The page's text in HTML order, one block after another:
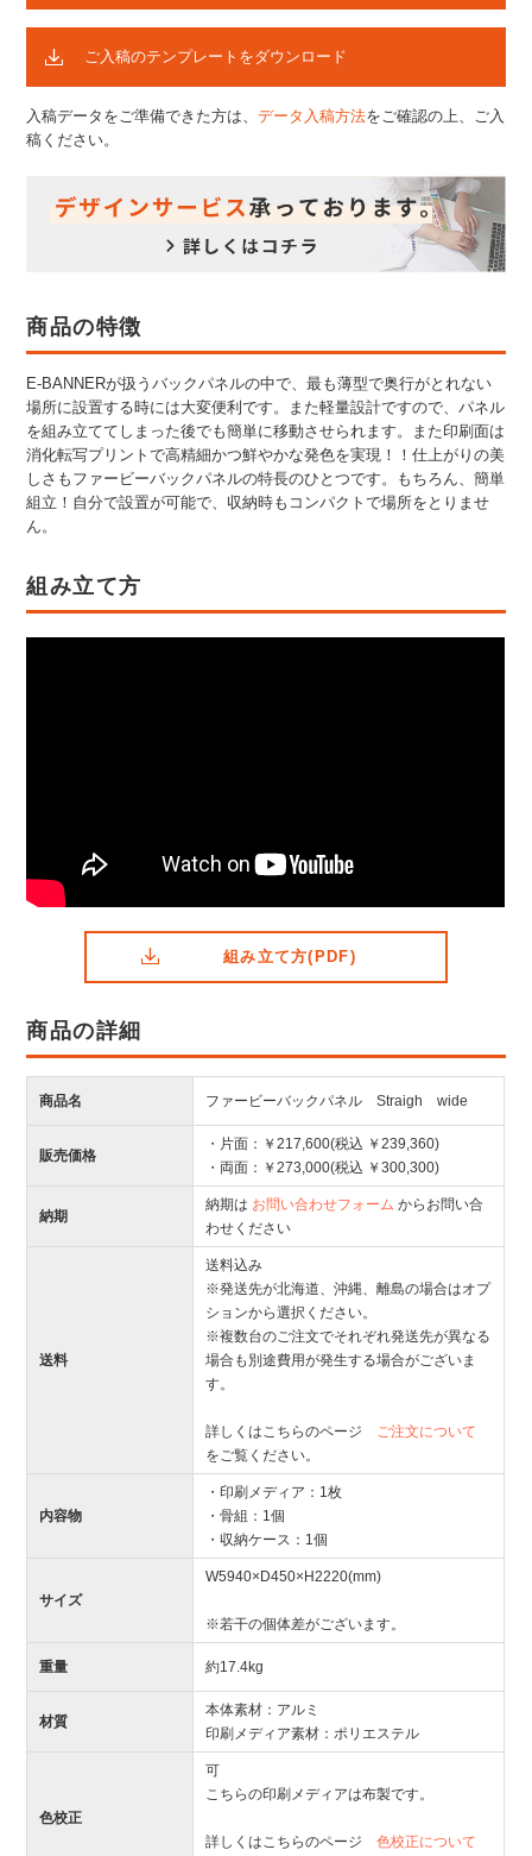
ご入稿のテンプレートをダウンロード
入稿データをご準備できた方は、データ入稿方法をご確認の上、ご入
稿ください。
商品の特徴
E-BANNERが扱うバックパネルの中で、最も薄型で奥行がとれない
場所に設置する時には大変便利です。また軽量設計ですので、パネル
を組み立ててしまった後でも簡単に移動させられます。また印刷面は
消化転写プリントで高精細かつ鮮やかな発色を実現！！仕上がりの美
しさもファービーバックパネルの特長のひとつです。もちろん、簡単
組立！自分で設置が可能で、収納時もコンパクトで場所をとりませ
ん。
組み立て方
組み立て方(PDF)
商品の詳細
商品名 ファービーバックパネル Straigh wide
販売価格
・片面：￥217,600(税込 ￥239,360)
・両面：￥273,000(税込 ￥300,300)
納期
納期は お問い合わせフォーム からお問い合
わせください
送料
送料込み
※発送先が北海道、沖縄、離島の場合はオプ
ションから選択ください。
※複数台のご注文でそれぞれ発送先が異なる
場合も別途費用が発生する場合がございま
す。
詳しくはこちらのページ
ご注文について
をご覧ください。
内容物
・印刷メディア：1枚
・骨組：1個
・収納ケース：1個
サイズ
W5940×D450×H2220(mm)
※若干の個体差がございます。
重量 約17.4kg
材質
本体素材：アルミ
印刷メディア素材：ポリエステル
色校正
可
こちらの印刷メディアは布製です。
詳しくはこちらのページ色校正について